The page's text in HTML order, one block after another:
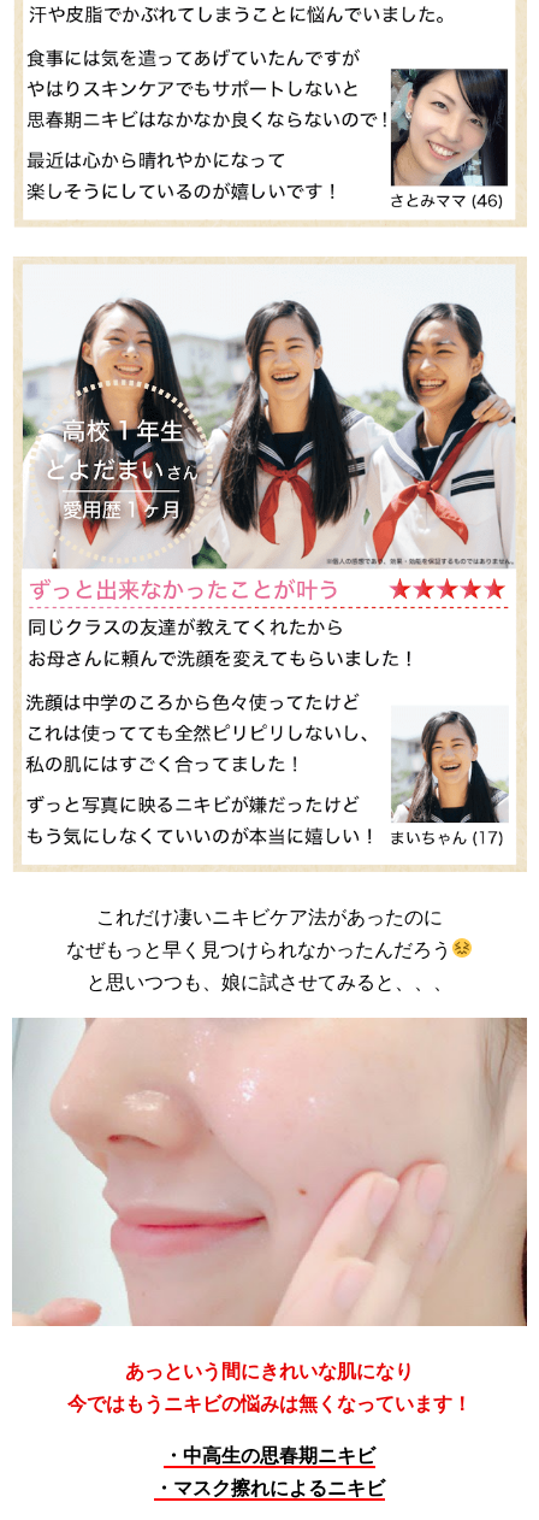
これだけ凄いニキビケア法があったのに
なぜもっと早く見つけられなかったんだろう
と思いつつも、娘に試させてみると、、、
あっという間にきれいな肌になり
今ではもうニキビの悩みは無くなっています！
・中高生の思春期ニキビ
・マスク擦れによるニキビ